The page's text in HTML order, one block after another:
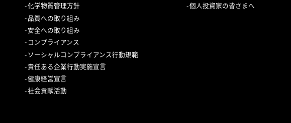
化学物質管理方針
品質への取り組み
安全への取り組み
コンプライアンス
ソーシャルコンプライアンス行動規範
責任ある企業行動実施宣言
健康経営宣言
社会貢献活動
個人投資家の皆さまへ